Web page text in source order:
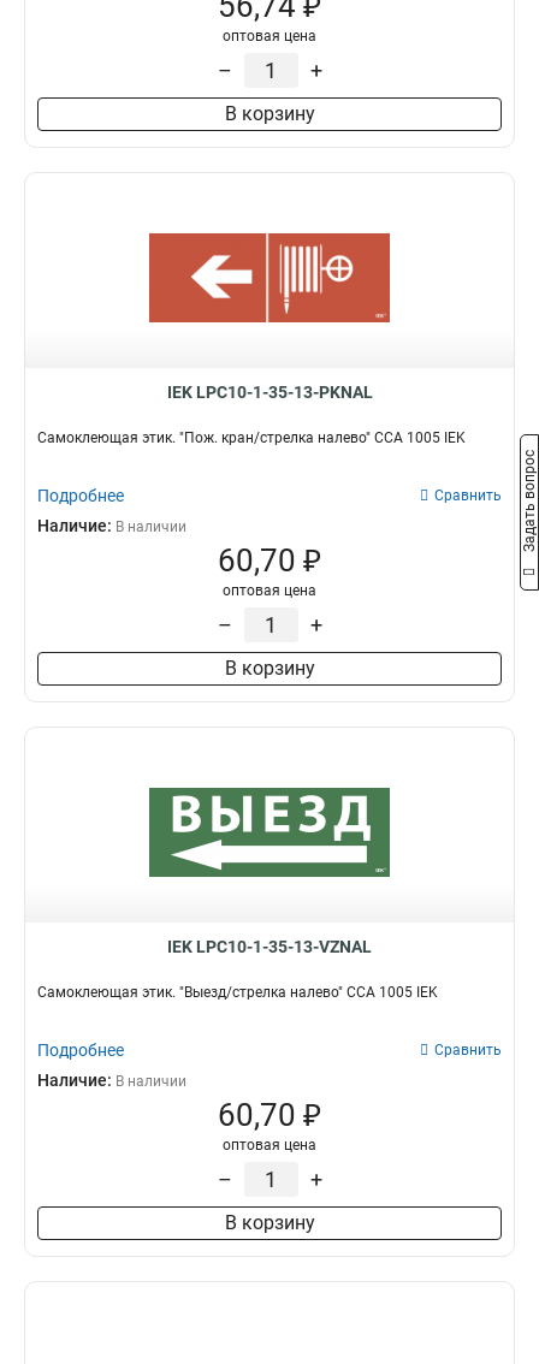
оптовая цена
– +
В корзину
IEK LPC10-1-35-13-PKNAL
Самоклеющая этик. "Пож. кран/стрелка налево" ССА 1005 IEK
Подробнее Сравнить
Наличие: В наличии
60,70 ₽
оптовая цена
– +
В корзину
IEK LPC10-1-35-13-VZNAL
Самоклеющая этик. "Выезд/стрелка налево" ССА 1005 IEK
Подробнее Сравнить
Наличие: В наличии
60,70 ₽
оптовая цена
– +
В корзину
Задать вопрос